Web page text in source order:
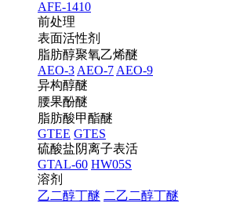
AFE-1410
前处理
表面活性剂
脂肪醇聚氧乙烯醚
AEO-3 AEO-7 AEO-9
异构醇醚
腰果酚醚
脂肪酸甲酯醚
GTEE GTES
硫酸盐阴离子表活
GTAL-60 HW05S
溶剂
乙二醇丁醚 二乙二醇丁醚